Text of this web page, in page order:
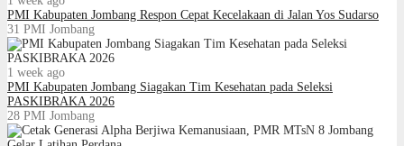
PMI Kabupaten Jombang Respon Cepat Kecelakaan di Jalan Yos Sudarso
31 PMI Jombang
1 week ago
PMI Kabupaten Jombang Siagakan Tim Kesehatan pada Seleksi
PASKIBRAKA 2026
28 PMI Jombang